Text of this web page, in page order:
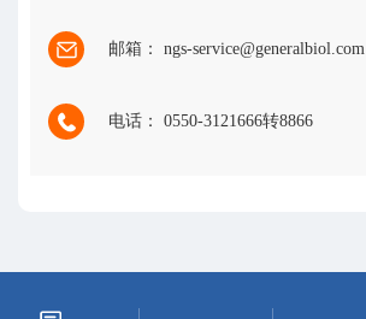
邮箱： ngs-service@generalbiol.com
电话： 0550-3121666转8866